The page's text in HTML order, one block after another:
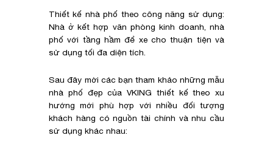
Thiết kế nhà phố theo công năng sử dụng:
Nhà ở kết hợp văn phòng kinh doanh, nhà
phố với tầng hầm để xe cho thuận tiện và
sử dụng tối đa diện tích.
Sau đây mời các bạn tham khảo những mẫu
nhà phố đẹp của VKING thiết kế theo xu
hướng mới phù hợp với nhiều đối tượng
khách hàng có nguồn tài chính và nhu cầu
sử dụng khác nhau: